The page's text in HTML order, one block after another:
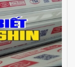
g
a
t
i
o